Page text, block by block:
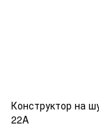
Конструктор на
22A